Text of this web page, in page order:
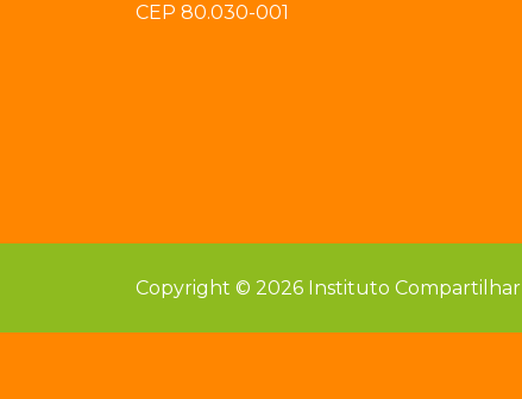
CEP 80.030-001
Copyright © 2026 Instituto Compartilhar